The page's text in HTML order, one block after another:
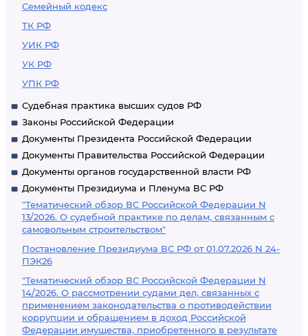
Семейный кодекс
ТК РФ
УИК РФ
УК РФ
УПК РФ
Судебная практика высших судов РФ
Законы Российской Федерации
Документы Президента Российской Федерации
Документы Правительства Российской Федерации
Документы органов государственной власти РФ
Документы Президиума и Пленума ВС РФ
"Тематический обзор ВС Российской Федерации N
13/2026. О судебной практике по делам, связанным с
самовольным строительством"
Постановление Президиума ВС РФ от 01.07.2026 N 24-
ПЭК26
"Тематический обзор ВС Российской Федерации N
14/2026. О рассмотрении судами дел, связанных с
применением законодательства о противодействии
коррупции и обращением в доход Российской
Федерации имущества, приобретенного в результате